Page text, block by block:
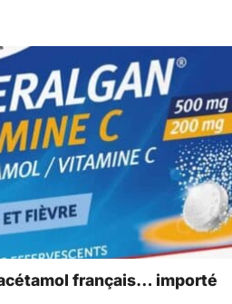
français… importé